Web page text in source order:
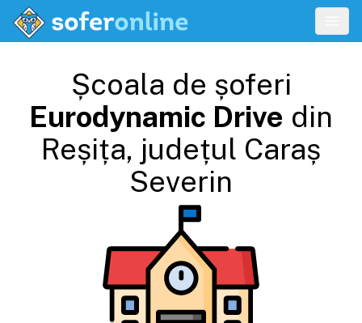
Școala de șoferi
Eurodynamic Drive din
Reșița, județul Caraș
Severin